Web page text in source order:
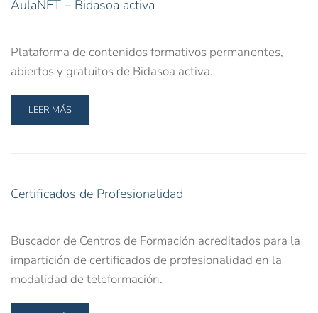
AulaNET – Bidasoa activa
Plataforma de contenidos formativos permanentes,
abiertos y gratuitos de Bidasoa activa.
LEER MÁS
Certificados de Profesionalidad
Buscador de Centros de Formación acreditados para la
impartición de certificados de profesionalidad en la
modalidad de teleformación.